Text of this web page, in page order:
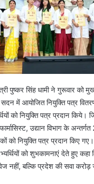
a
i
l
पुष्कर सिंह धामी ने गुरूवार को
में आयोजित नियुक्ति पत्र
को नियुक्ति पत्र प्रदान किये।
उद्यान विभाग के
को नियुक्ति पत्र प्रदान किए
को शुभकामनाएं देते हुए
नहीं, बल्कि प्रदेश की सवा